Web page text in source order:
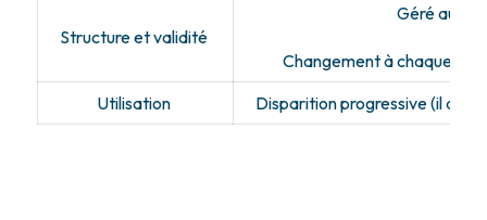
Structure et validité
Géré au
Changement à chaque
Utilisation
Disparition progressive (il